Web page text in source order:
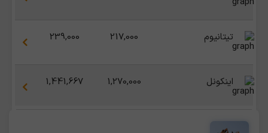
تیتانیوم 217,000
239,000
اینکونل 1,270,000
1,441,667